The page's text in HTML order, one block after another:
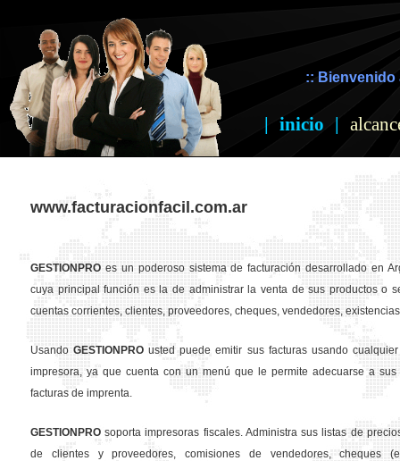
:: Bienvenido
| inicio |
www.facturacionfacil.com.ar
GESTION PRO es un poderoso sistema de facturación desarrollado en
cuya principal función es la de administrar la venta de sus productos o
cuentas corrientes, clientes, proveedores, cheques, vendedores,
Usando GESTION PRO usted puede emitir sus facturas usando
impresora, ya que cuenta con un menú que le permite adecuarse a sus
facturas de imprenta.
GESTION PRO soporta impresoras fiscales. Administra sus listas de
de clientes y proveedores, comisiones de vendedores, cheques